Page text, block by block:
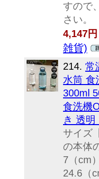
すので
さい。
4,147円
雑貨)
214. 常
水筒 食
300ml
食洗機
き 透明
サイズ
の本体
7（cm
24.6（